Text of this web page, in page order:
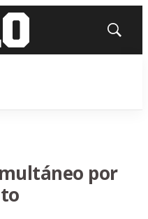
Mostrar
por